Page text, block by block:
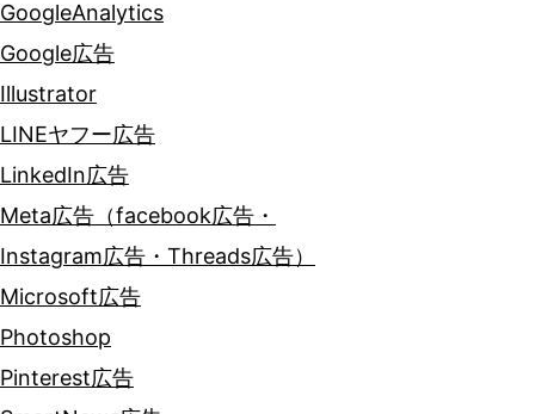
GoogleAnalytics
Google広告
Illustrator
LINEヤフー広告
LinkedIn広告
Meta広告（facebook広告・
Instagram広告・Threads広告）
Microsoft広告
Photoshop
Pinterest広告